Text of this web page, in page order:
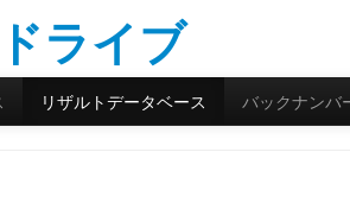
リザルトデータベース バックナンバ